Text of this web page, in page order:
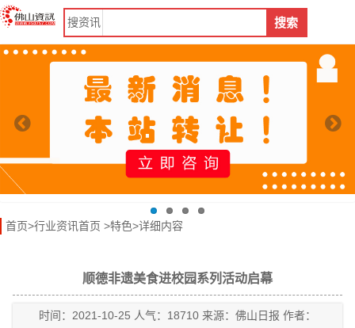
搜资讯 搜索
首页>行业资讯首页 >特色>详细内容
顺德非遗美食进校园系列活动启幕
时间：2021-10-25 人气：18710 来源：佛山日报 作者：